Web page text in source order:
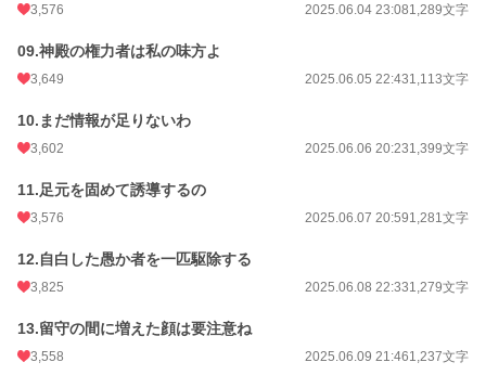
3,576 2025.06.04 23:081,289文字
09.神殿の権力者は私の味方よ
3,649 2025.06.05 22:431,113文字
10.まだ情報が足りないわ
3,602 2025.06.06 20:231,399文字
11.足元を固めて誘導するの
3,576 2025.06.07 20:591,281文字
12.自白した愚か者を一匹駆除する
3,825 2025.06.08 22:331,279文字
13.留守の間に増えた顔は要注意ね
3,558 2025.06.09 21:461,237文字